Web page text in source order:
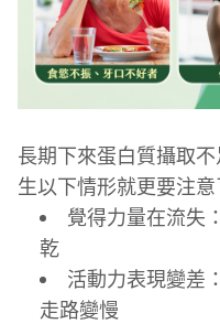
長期下來蛋白質攝取
生以下情形就更要注意
覺得力量在流失
乾
活動力表現變差
走路變慢